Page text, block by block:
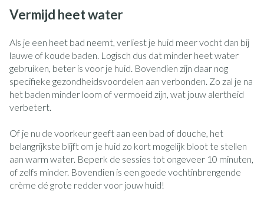
Vermijd heet water
Als je een heet bad neemt, verliest je huid meer vocht dan bij
lauwe of koude baden. Logisch dus dat minder heet water
gebruiken, beter is voor je huid. Bovendien zijn daar nog
specifieke gezondheidsvoordelen aan verbonden. Zo zal je na
het baden minder loom of vermoeid zijn, wat jouw alertheid
verbetert.
Of je nu de voorkeur geeft aan een bad of douche, het
belangrijkste blijft om je huid zo kort mogelijk bloot te stellen
aan warm water. Beperk de sessies tot ongeveer 10 minuten,
of zelfs minder. Bovendien is een goede vochtinbrengende
crème dé grote redder voor jouw huid!